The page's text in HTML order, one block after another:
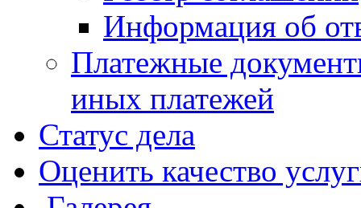
Информация об
Платежные
иных платежей
Статус дела
Оценить качество